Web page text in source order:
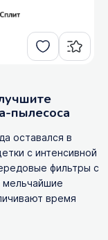
пылесоса
оставался в
с интенсивной
фильтры с
время